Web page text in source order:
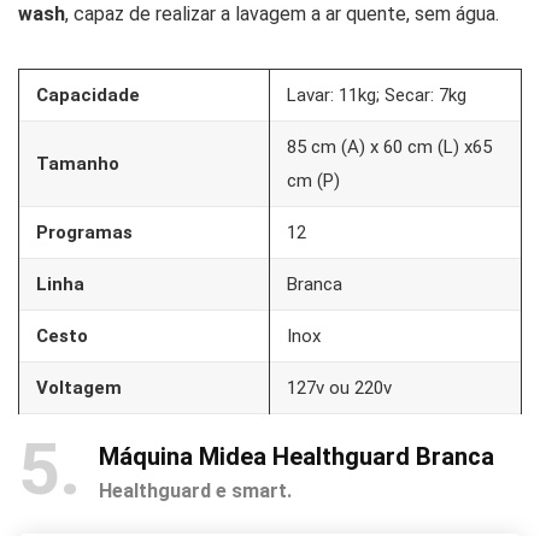
wash, capaz de realizar a lavagem a ar quente, sem água.
Capacidade Lavar: 11kg; Secar: 7kg
Tamanho
85 cm (A) x 60 cm (L) x65
cm (P)
Programas 12
Linha Branca
Cesto Inox
Voltagem 127v ou 220v
5 Máquina Midea Healthguard Branca
Healthguard e smart.